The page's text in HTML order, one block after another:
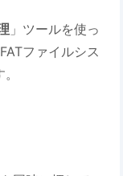
」ツールを使っ
ファイルシス